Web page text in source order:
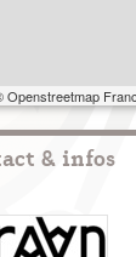
Openstreetmap
& infos